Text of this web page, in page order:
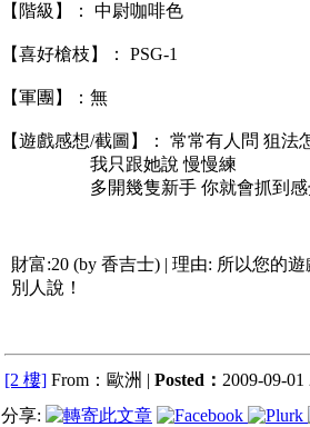
【階級】： 中尉咖啡色
【喜好槍枝】： PSG-1
【軍團】：無
【遊戲感想/截圖】： 常常有人問 狙法
我只跟她說 慢慢練
多開幾隻新手 你就會抓到感
財富:20 (by 香吉士) | 理由: 所以您的
別人說！
[2 樓] From：歐洲 | Posted： 2009-09-01
分享: